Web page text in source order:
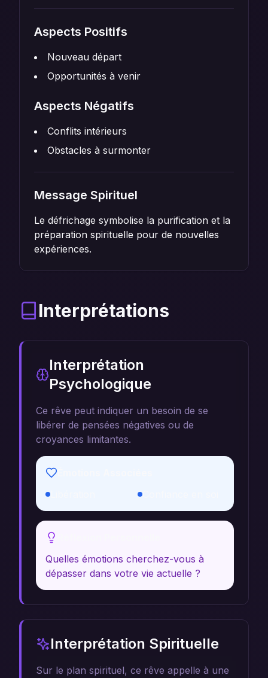
Aspects Positifs
Nouveau départ
Opportunités à venir
Aspects Négatifs
Conflits intérieurs
Obstacles à surmonter
Message Spirituel
Le défrichage symbolise la purification et la
préparation spirituelle pour de nouvelles
expériences.
Interprétations
Interprétation
Psychologique
Ce rêve peut indiquer un besoin de se
libérer de pensées négatives ou de
croyances limitantes.
Confiance en soi
Quelles émotions cherchez-vous à
dépasser dans votre vie actuelle ?
Interprétation Spirituelle
Sur le plan spirituel, ce rêve appelle à une